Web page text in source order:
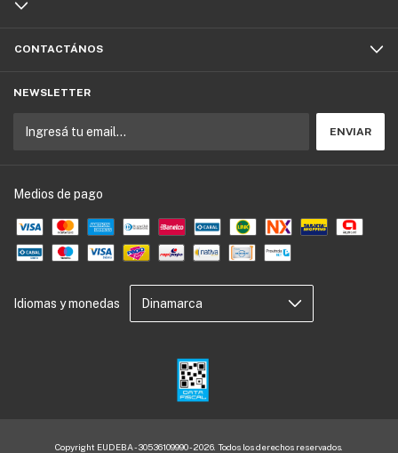
CONTACTÁNOS
NEWSLETTER
Medios de pago
Idiomas y monedas
Copyright EUDEBA - 30536109990 - 2026. Todos los derechos reservados.